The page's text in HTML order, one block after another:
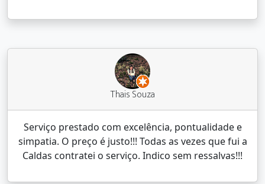
Thais Souza
Serviço prestado com excelência, pontualidade e
simpatia. O preço é justo!!! Todas as vezes que fui a
Caldas contratei o serviço. Indico sem ressalvas!!!